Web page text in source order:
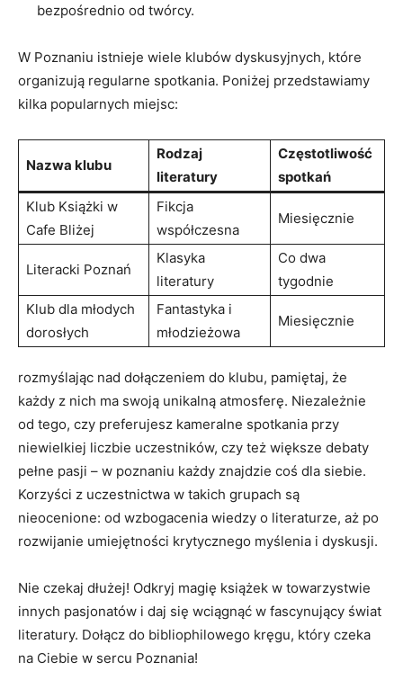
bezpośrednio od twórcy.
W Poznaniu istnieje wiele klubów dyskusyjnych, które
organizują regularne spotkania. Poniżej przedstawiamy
kilka popularnych miejsc:
Nazwa klubu
Rodzaj
literatury
Częstotliwość
spotkań
Klub Książki w
Cafe Bliżej
Fikcja
współczesna
Miesięcznie
Literacki Poznań
Klasyka
literatury
Co dwa
tygodnie
Klub dla młodych
dorosłych
Fantastyka i
młodzieżowa
Miesięcznie
rozmyślając nad dołączeniem do klubu, pamiętaj, że
każdy z nich ma swoją unikalną atmosferę. Niezależnie
od tego, czy preferujesz kameralne spotkania przy
niewielkiej liczbie uczestników, czy też większe debaty
pełne pasji – w poznaniu każdy znajdzie coś dla siebie.
Korzyści z uczestnictwa w takich grupach są
nieocenione: od wzbogacenia wiedzy o literaturze, aż po
rozwijanie umiejętności krytycznego myślenia i dyskusji.
Nie czekaj dłużej! Odkryj magię książek w towarzystwie
innych pasjonatów i daj się wciągnąć w fascynujący świat
literatury. Dołącz do bibliophilowego kręgu, który czeka
na Ciebie w sercu Poznania!